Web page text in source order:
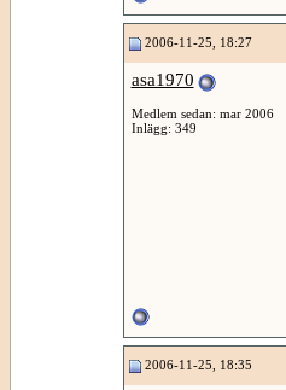
2006-11-25, 18:27
asa1970
Medlem sedan: mar 2006
Inlägg: 349
2006-11-25, 18:35